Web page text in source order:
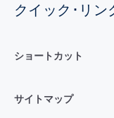
クイック･リン
ショートカット
サイトマップ